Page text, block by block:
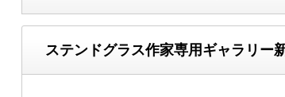
GLass
ステンドグラス作家専用ギャラリー